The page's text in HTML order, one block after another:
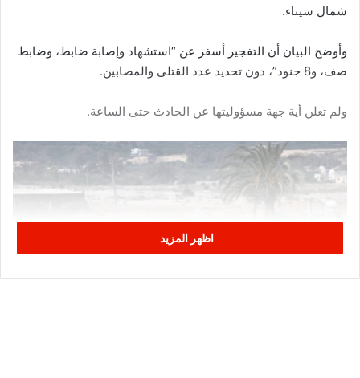
شمال سيناء.
وأوضح البيان أن التفجير أسفر عن “استشهاد وإصابة ضابط، وضابط
صف، و8 جنود”، دون تحديد عدد القتلى والمصابين.
ولم تعلن أية جهة مسؤوليتها عن الحادث حتى الساعة.
اظهر المزيد